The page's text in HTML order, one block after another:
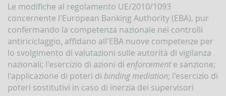
Le modifiche al regolamento UE/2010/1093
concernente l'European Banking Authority (EBA), pur
confermando la competenza nazionale nei controlli
antiriciclaggio, affidano all'EBA nuove competenze per
lo svolgimento di valutazioni sulle autorità di vigilanza
nazionali; l'esercizio di azioni di enforcemente sanzione;
l'applicazione di poteri di binding mediation; l'esercizio di
poteri sostitutivi in caso di inerzia dei supervisori